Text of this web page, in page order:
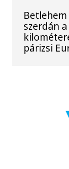
szerdán
párizsi